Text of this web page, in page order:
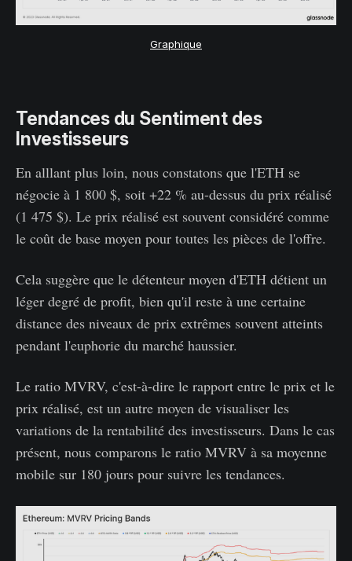
Graphique
Tendances du Sentiment des
Investisseurs
En alllant plus loin, nous constatons que l'ETH se
négocie à 1 800 $, soit +22 % au-dessus du prix réalisé
(1 475 $). Le prix réalisé est souvent considéré comme
le coût de base moyen pour toutes les pièces de l'offre.
Cela suggère que le détenteur moyen d'ETH détient un
léger degré de profit, bien qu'il reste à une certaine
distance des niveaux de prix extrêmes souvent atteints
pendant l'euphorie du marché haussier.
Le ratio MVRV, c'est-à-dire le rapport entre le prix et le
prix réalisé, est un autre moyen de visualiser les
variations de la rentabilité des investisseurs. Dans le cas
présent, nous comparons le ratio MVRV à sa moyenne
mobile sur 180 jours pour suivre les tendances.